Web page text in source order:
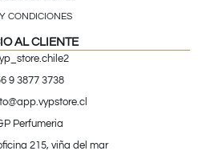
CONDICIONES
AL CLIENTE
9 3877 3738
Perfumeria
215, viña del mar